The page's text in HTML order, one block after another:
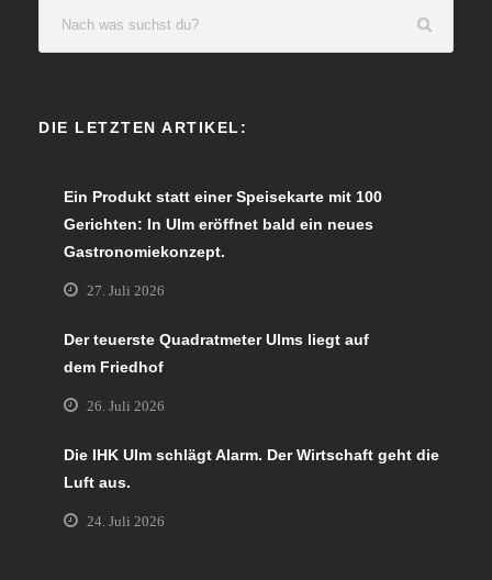
DIE LETZTEN ARTIKEL:
Ein Produkt statt einer Speisekarte mit 100
Gerichten: In Ulm eröffnet bald ein neues
Gastronomiekonzept.
27. Juli 2026
Der teuerste Quadratmeter Ulms liegt auf
dem Friedhof
26. Juli 2026
Die IHK Ulm schlägt Alarm. Der Wirtschaft geht die
Luft aus.
24. Juli 2026